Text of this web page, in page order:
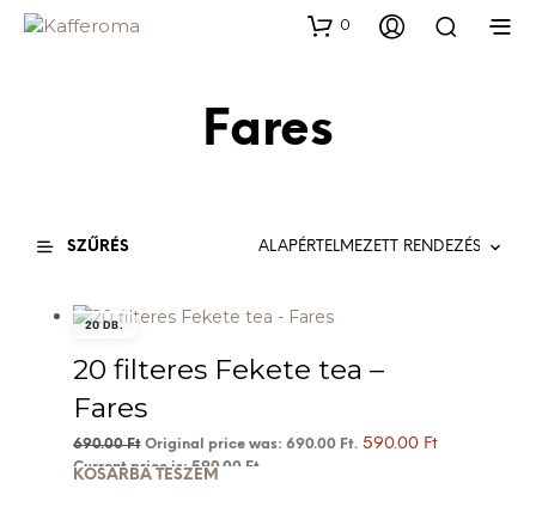
0
Fares
SZŰRÉS
20 DB.
20 filteres Fekete tea –
Fares
690.00Ft Original price was: 690.00 Ft. 590.00 Ft
Current price is: 590.00 Ft.
KOSÁRBA TESZEM